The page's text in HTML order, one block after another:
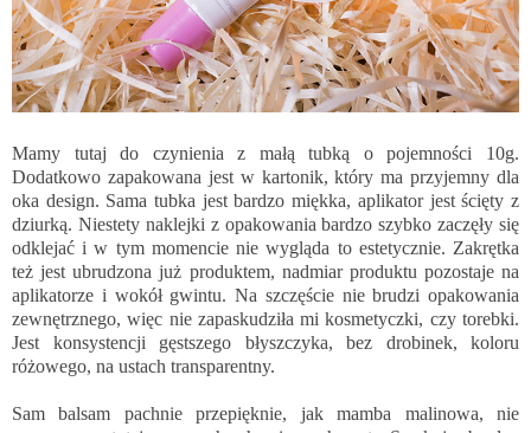
Mamy tutaj do czynienia z małą tubką o pojemności 10g.
Dodatkowo zapakowana jest w kartonik, który ma przyjemny dla
oka design. Sama tubka jest bardzo miękka, aplikator jest ścięty z
dziurką. Niestety naklejki z opakowania bardzo szybko zaczęły się
odklejać i w tym momencie nie wygląda to estetycznie. Zakrętka
też jest ubrudzona już produktem, nadmiar produktu pozostaje na
aplikatorze i wokół gwintu. Na szczęście nie brudzi opakowania
zewnętrznego, więc nie zapaskudziła mi kosmetyczki, czy torebki.
Jest konsystencji gęstszego błyszczyka, bez drobinek, koloru
różowego, na ustach transparentny.
Sam balsam pachnie przepięknie, jak mamba malinowa, nie